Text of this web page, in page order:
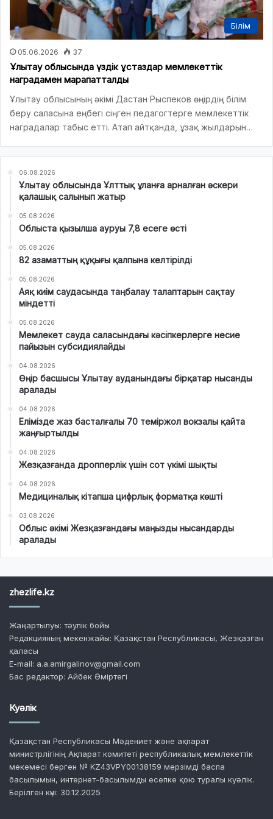
Білім
05.06.2026 37
Ұлытау облысында үздік ұстаздар мемлекеттік
наградамен марапатталды
Ұлытау облысының әкімі Дастан Рыспеков өңірдің білім
беру саласына еңбегі сіңген педагогтерге мемлекеттік
наградалар табыс етті. Атап айтқанда, ұзақ жылдарын…
06.08.2026
Ұлытау облысында Ұлттық ұланға арналған әскери
қалашық салынып жатыр
05.08.2026
Облыста қызылша ауруы 7,8 есеге өсті
05.08.2026
82 азаматтың құқығы қалпына келтірілді
05.08.2026
Аяқ киім саудасында таңбалау талаптарын сақтау
міндетті
05.08.2026
Мемлекет сауда саласындағы кәсіпкерлерге несие
пайызын субсидиялайды
04.08.2026
Өңір басшысы Ұлытау ауданындағы бірқатар нысанды
аралады
04.08.2026
Елімізде жаз басталғалы 70 теміржол вокзалы қайта
жаңғыртылды
04.08.2026
Жезқазғанда дропперлік үшін сот үкімі шықты
04.08.2026
Медициналық кітапша цифрлық форматқа көшті
03.08.2026
Облыс әкімі Жезқазғандағы маңызды нысандарды
аралады
zhezlife.kz
Жаңартылуы: тәулік бойы
Редакцияның мекенжайы: Қазақстан Республикасы, Жезқазған
қаласы
E-mail: a.a.amirgalinov@gmail.com
Бас редактор: Айбек Әміртегі
Куәлік
Қазақстан Республикасы Мәдениет және ақпарат
министрлігінің Ақпарат комитеті республикалық мемлекеттік
мекемесі берген № KZ43VPY00138159 мерзімді баспа
басылымын, интернет-басылымды есепке қою туралы куәлік.
Берілген күні: 30.12.2025